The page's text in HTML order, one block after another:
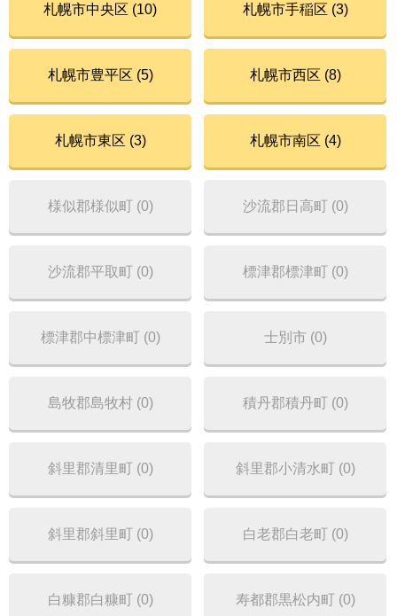
札幌市中央区 (10) 札幌市手稲区 (3)
札幌市豊平区 (5) 札幌市西区 (8)
札幌市東区 (3) 札幌市南区 (4)
様似郡様似町 (0) 沙流郡日高町 (0)
沙流郡平取町 (0) 標津郡標津町 (0)
標津郡中標津町 (0) 士別市 (0)
島牧郡島牧村 (0) 積丹郡積丹町 (0)
斜里郡清里町 (0) 斜里郡小清水町 (0)
斜里郡斜里町 (0) 白老郡白老町 (0)
白糠郡白糠町 (0) 寿都郡黒松内町 (0)